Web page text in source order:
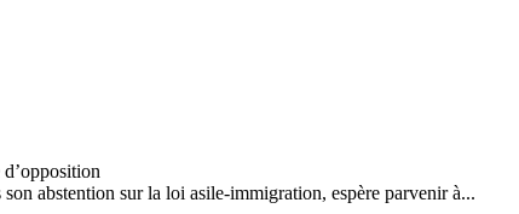
abstention sur la loi asile-immigration, espère parvenir à...